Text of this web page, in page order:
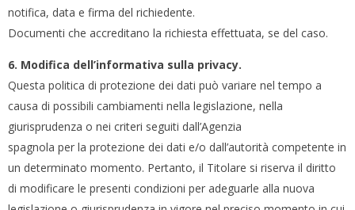
notifica, data e firma del richiedente.
Documenti che accreditano la richiesta effettuata, se del caso.
6. Modifica dell’informativa sulla privacy.
Questa politica di protezione dei dati può variare nel tempo a
causa di possibili cambiamenti nella legislazione, nella
giurisprudenza o nei criteri seguiti dall’Agenzia
spagnola per la protezione dei dati e/o dall’autorità competente in
un determinato momento. Pertanto, il Titolare si riserva il diritto
di modificare le presenti condizioni per adeguarle alla nuova